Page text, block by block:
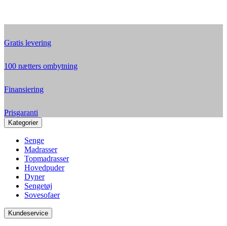
Gratis levering
100 nætters ombytning
Finansiering
Prisgaranti
Kategorier
Senge
Madrasser
Topmadrasser
Hovedpuder
Dyner
Sengetøj
Sovesofaer
Kundeservice